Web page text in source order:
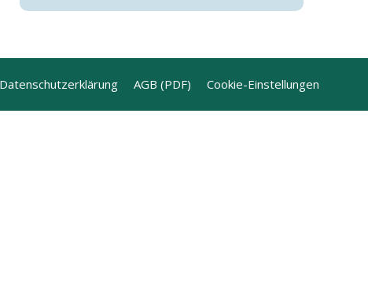
Datenschutzerklärung AGB (PDF) Cookie-Einstellungen